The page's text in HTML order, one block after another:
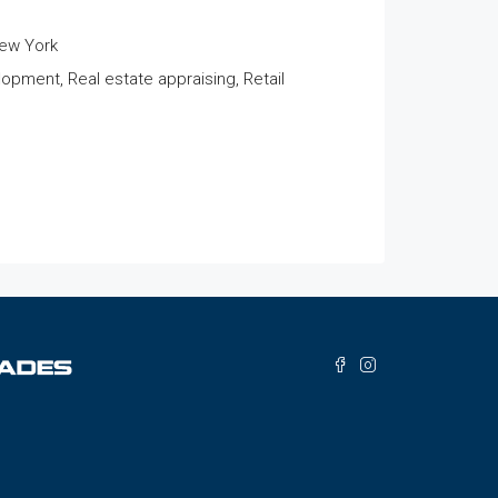
York
Real estate appraising, Retail